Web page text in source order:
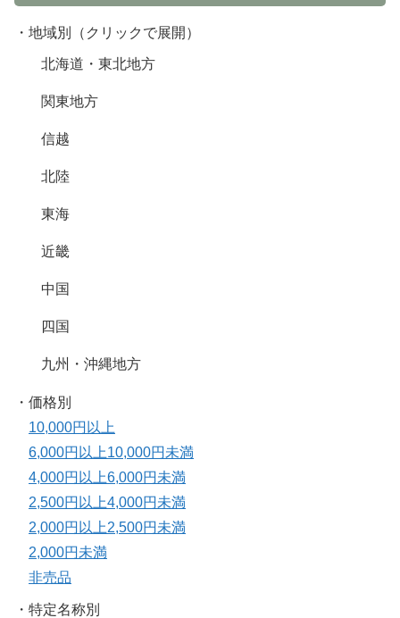
・地域別（クリックで展開）
北海道・東北地方
関東地方
信越
北陸
東海
近畿
中国
四国
九州・沖縄地方
・価格別
10,000円以上
6,000円以上10,000円未満
4,000円以上6,000円未満
2,500円以上4,000円未満
2,000円以上2,500円未満
2,000円未満
非売品
・特定名称別